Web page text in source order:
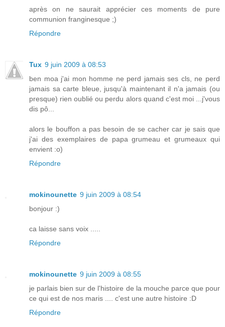
après on ne saurait apprécier ces moments de pure
communion franginesque ;)
Répondre
Tux 9 juin 2009 à 08:53
ben moa j'ai mon homme ne perd jamais ses cls, ne perd
jamais sa carte bleue, jusqu'à maintenant il n'a jamais (ou
presque) rien oublié ou perdu alors quand c'est moi ...j'vous
dis pô...
alors le bouffon a pas besoin de se cacher car je sais que
j'ai des exemplaires de papa grumeau et grumeaux qui
envient :o)
Répondre
mokinounette 9 juin 2009 à 08:54
bonjour :)
ca laisse sans voix .....
Répondre
mokinounette 9 juin 2009 à 08:55
je parlais bien sur de l'histoire de la mouche parce que pour
ce qui est de nos maris .... c'est une autre histoire :D
Répondre